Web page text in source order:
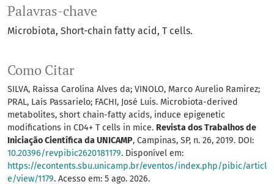
Palavras-chave
Microbiota Short-chain fatty acid T cells.
Como Citar
SILVA, Raissa Carolina Alves da; VINOLO, Marco Aurelio Ramirez;
PRAL, Laís Passarielo; FACHI, José Luis. Microbiota-derived
metabolites, short chain-fatty acids, induce epigenetic
modifications in CD4+ T cells in mice. Revista dos Trabalhos de
Iniciação Científica da UNICAMP, Campinas, SP, n. 26, 2019. DOI:
10.20396/revpibic2620181179. Disponível em:
https://econtents.sbu.unicamp.br/eventos/index.php/pibic/articl
e/view/1179. Acesso em: 5 ago. 2026.